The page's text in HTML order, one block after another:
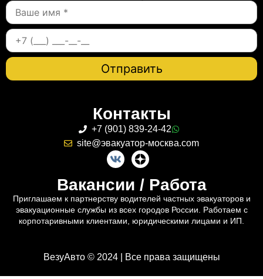
Контакты
+7 (901) 839-24-42
site@эвакуатор-москва.com
Вакансии / Работа
Приглашаем к партнерству водителей частных эвакуаторов и
эвакуационные службы из всех городов России. Работаем с
корпотаривными клиентами, юридическими лицами и ИП.
ВезуАвто © 2024 | Все права защищены